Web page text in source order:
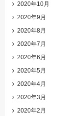
2020年10月
2020年9月
2020年8月
2020年7月
2020年6月
2020年5月
2020年4月
2020年3月
2020年2月